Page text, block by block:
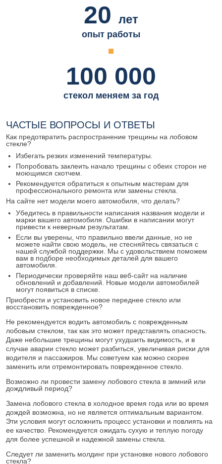
20 лет
опыт работы
100 000
стекол меняем за год
ЧАСТЫЕ ВОПРОСЫ И ОТВЕТЫ
Как предотвратить распространение трещины на лобовом
стекле?
Избегать резких изменений температуры.
Попробовать заклеить начало трещины с обеих сторон не
моющимся скотчем.
Рекомендуется обратиться к опытным мастерам для
профессионального ремонта или замены стекла.
На сайте нет модели моего автомобиля, что делать?
Убедитесь в правильности написания названия модели и
марки вашего автомобиля. Ошибки в написании могут
привести к неверным результатам.
Если вы уверены, что правильно ввели данные, но не
можете найти свою модель, не стесняйтесь связаться с
нашей службой поддержки. Мы с удовольствием поможем
вам в подборе необходимых деталей для вашего
автомобиля.
Периодически проверяйте наш веб-сайт на наличие
обновлений и добавлений. Новые модели автомобилей
могут появиться в списке.
Приобрести и установить новое переднее стекло или
восстановить поврежденное?
Не рекомендуется водить автомобиль с поврежденным
лобовым стеклом, так как это может представлять опасность.
Даже небольшие трещины могут ухудшить видимость, и в
случае аварии стекло может разбиться, увеличивая риски для
водителя и пассажиров. Мы советуем как можно скорее
заменить или отремонтировать поврежденное стекло.
Возможно ли провести замену лобового стекла в зимний или
дождливый период?
Замена лобового стекла в холодное время года или во время
дождей возможна, но не является оптимальным вариантом.
Эти условия могут осложнить процесс установки и повлиять на
ее качество. Рекомендуется ожидать сухую и теплую погоду
для более успешной и надежной замены стекла.
Следует ли заменить молдинг при установке нового лобового
стекла?